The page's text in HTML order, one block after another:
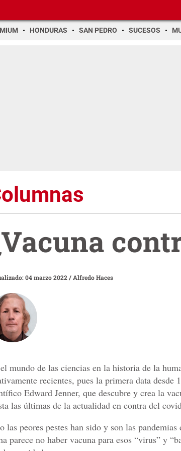
HONDURAS SAN PEDRO SUCESOS
04 marzo 2022/ Alfredo Haces
mundo de las ciencias en la historia de la
recientes, pues la primera data desde
Edward Jenner, que descubre y crea la
las últimas de la actualidad en contra del
las peores pestes han sido y son las
parece no haber vacuna para esos “virus” y